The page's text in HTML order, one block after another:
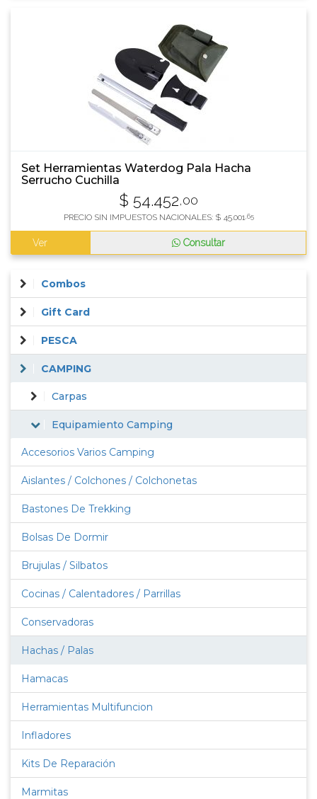
Set Herramientas Waterdog Pala Hacha
Serrucho Cuchilla
$ 54.452,00
PRECIO SIN IMPUESTOS NACIONALES: $ 45.001 ,65
Ver Consultar
Combos
Gift Card
PESCA
CAMPING
Carpas
Equipamiento Camping
Accesorios Varios Camping
Aislantes / Colchones / Colchonetas
Bastones De Trekking
Bolsas De Dormir
Brujulas / Silbatos
Cocinas / Calentadores / Parrillas
Conservadoras
Hachas / Palas
Hamacas
Herramientas Multifuncion
Infladores
Kits De Reparación
Marmitas